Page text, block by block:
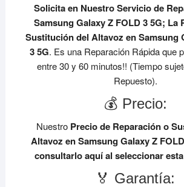
Solicita en Nuestro Servicio de
Samsung Galaxy Z FOLD 3 5G; La
Sustitución del Altavoz en Samsung
3 5G. Es una Reparación Rápida que
entre 30 y 60 minutos!! (Tiempo
Repuesto).
💰 Precio:
Nuestro Precio de Reparación o
Altavoz en Samsung Galaxy Z
consultarlo aquí al seleccionar
🏅 Garantía: